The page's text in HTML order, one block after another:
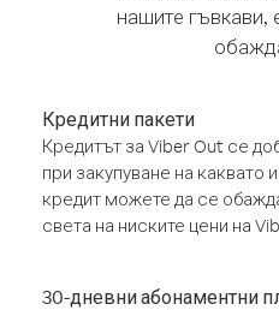
нашите гъвкави,
Кредитни пакети
Кредитът за Viber Out се
при закупуване на каквато
кредит можете да се
света на ниските цени на
30-дневни абонаментни